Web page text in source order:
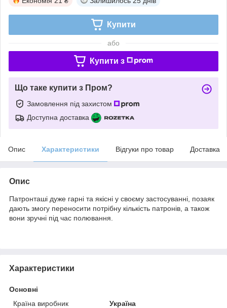
Купити
або
Купити з
Що таке купити з Пром?
Замовлення під захистом
Доступна доставка
Опис Характеристики Відгуки про товар Доставка
Опис
Патронташі дуже гарні та якісні у своєму застосуванні, позаяк
дають змогу переносити потрібну кількість патронів, а також
вони зручні під час полювання.
Характеристики
Основні
Країна виробник
Україна